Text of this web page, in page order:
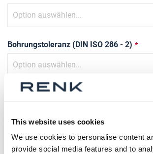
This website uses cookies
We use cookies to personalise content
provide social media features and to
Bohrungstoleranz (DIN ISO 286 - 2)
Nutbreite Toleranz
Wuchtgüte